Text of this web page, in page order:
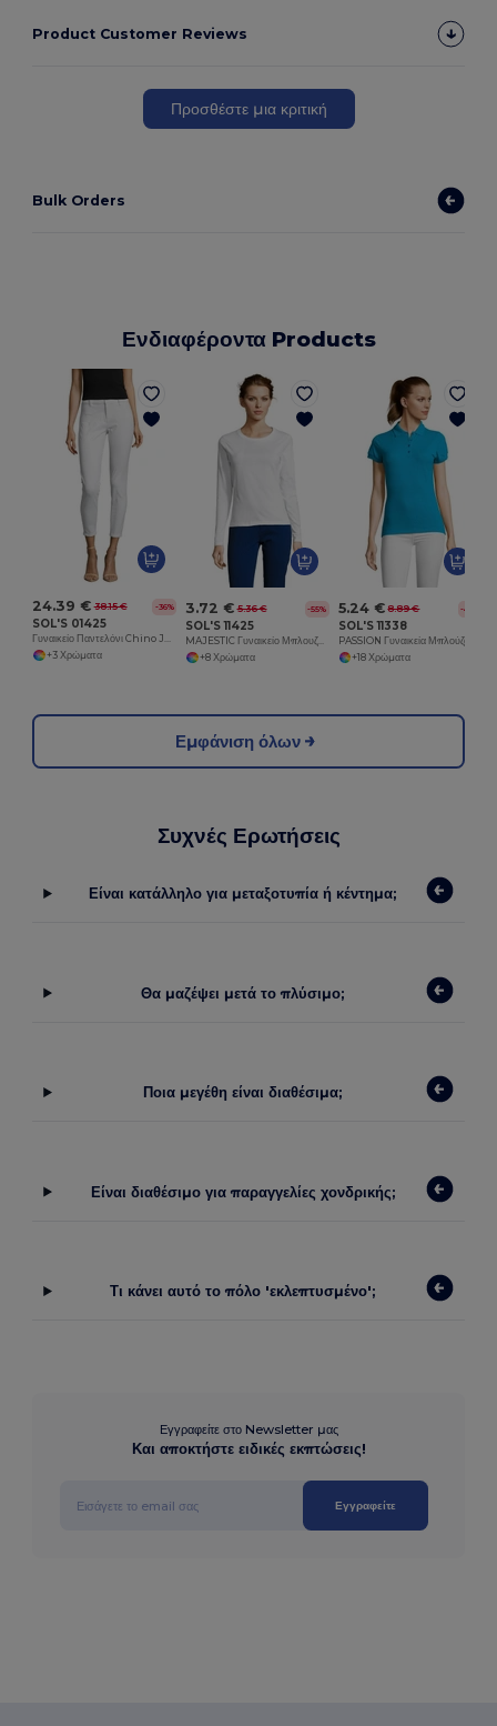
Product Customer Reviews
Προσθέστε μια κριτική
Bulk Orders
Ενδιαφέροντα Products
24.39 € 38.15 € -36%
SOL'S 01425
Γυναικείο Παντελόνι Chino JULES 7/8
+3 Χρώματα
3.72 € 5.36 € -55%
SOL'S 11425
MAJESTIC Γυναικείο Μπλουζάκι με Μακρύ Μανίκι και Στρογγυλή Λαιμόκοψη
+8 Χρώματα
5.24 € 8.89 € -41%
SOL'S 11338
+18 Χρώματα
Εμφάνιση όλων
Συχνές Ερωτήσεις
Είναι κατάλληλο για μεταξοτυπία ή κέντημα;
Θα μαζέψει μετά το πλύσιμο;
Ποια μεγέθη είναι διαθέσιμα;
Είναι διαθέσιμο για παραγγελίες χονδρικής;
Τι κάνει αυτό το πόλο 'εκλεπτυσμένο';
Εγγραφείτε στο Newsletter μας
Και αποκτήστε ειδικές εκπτώσεις!
Εγγραφείτε